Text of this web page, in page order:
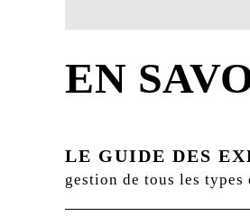
EN
LE GUIDE DES
gestion de tous les types